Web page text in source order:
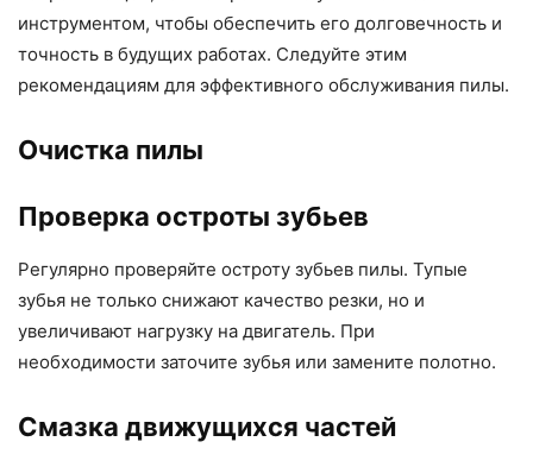
инструментом, чтобы обеспечить его долговечность и
точность в будущих работах. Следуйте этим
рекомендациям для эффективного обслуживания пилы.
Очистка пилы
Проверка остроты зубьев
Регулярно проверяйте остроту зубьев пилы. Тупые
зубья не только снижают качество резки, но и
увеличивают нагрузку на двигатель. При
необходимости заточите зубья или замените полотно.
Смазка движущихся частей